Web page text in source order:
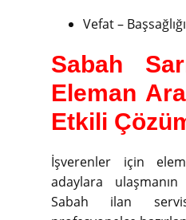
Vefat –
Sabah
Eleman
Etkili
İşverenler için
adaylara
Sabah ilan